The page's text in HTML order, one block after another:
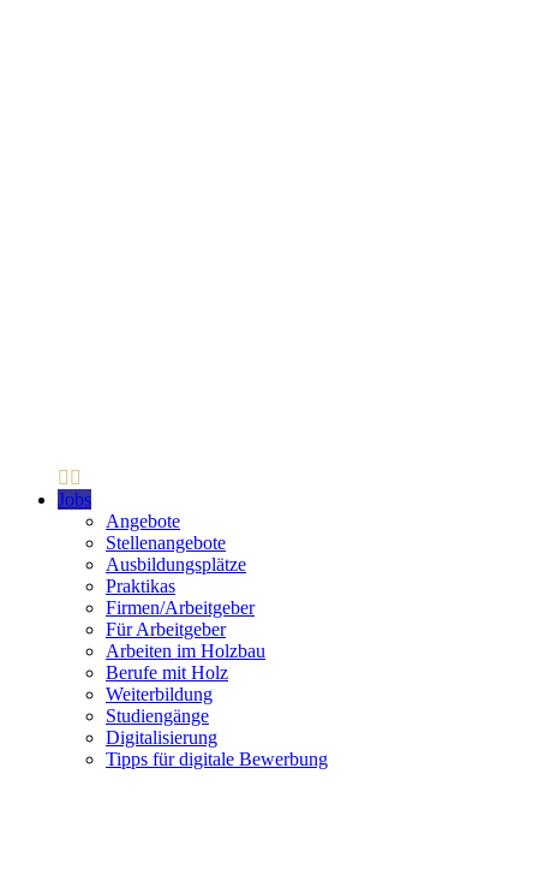
Jobs
Angebote
Stellenangebote
Ausbildungsplätze
Praktikas
Firmen/Arbeitgeber
Für Arbeitgeber
Arbeiten im Holzbau
Berufe mit Holz
Weiterbildung
Studiengänge
Digitalisierung
Tipps für digitale Bewerbung